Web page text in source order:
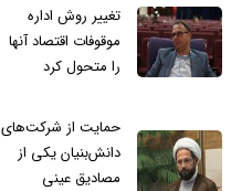
تغییر روش اداره
موقوفات اقتصاد آنها
را متحول کرد
حمایت از شرکت‌های
دانش‌بنیان یکی از
مصادیق عینی